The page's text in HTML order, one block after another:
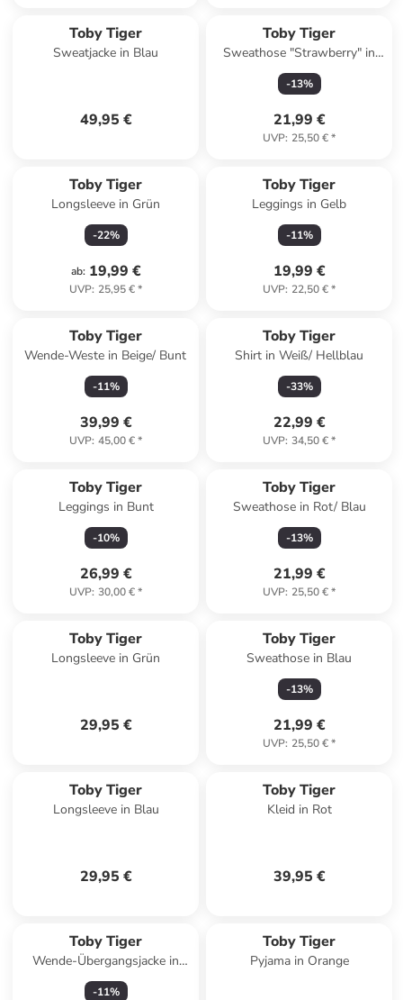
Toby Tiger
Sweatjacke in Blau
49,95 €
Toby Tiger
Sweathose "Strawberry" in
Weiß/ Rot
-13%
21,99 €
UVP: 25,50 €*
Toby Tiger
Longsleeve in Grün
-22%
ab: 19,99 €
UVP: 25,95 €*
Toby Tiger
Leggings in Gelb
-11%
19,99 €
UVP: 22,50 €*
Toby Tiger
Wende-Weste in Beige/ Bunt
-11%
39,99 €
UVP: 45,00 €*
Toby Tiger
Shirt in Weiß/ Hellblau
-33%
22,99 €
UVP: 34,50 €*
Toby Tiger
Leggings in Bunt
-10%
26,99 €
UVP: 30,00 €*
Toby Tiger
Sweathose in Rot/ Blau
-13%
21,99 €
UVP: 25,50 €*
Toby Tiger
Longsleeve in Grün
29,95 €
Toby Tiger
Sweathose in Blau
-13%
21,99 €
UVP: 25,50 €*
Toby Tiger
Longsleeve in Blau
29,95 €
Toby Tiger
Kleid in Rot
39,95 €
Toby Tiger
Wende-Übergangsjacke in
Beige/ Bunt
-11%
Toby Tiger
Pyjama in Orange